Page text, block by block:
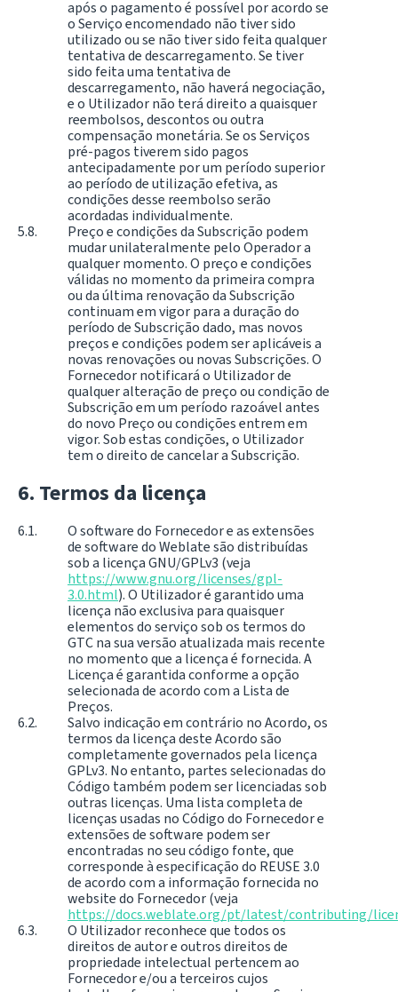
após o pagamento é possível por acordo se
o Serviço encomendado não tiver sido
utilizado ou se não tiver sido feita qualquer
tentativa de descarregamento. Se tiver
sido feita uma tentativa de
descarregamento, não haverá negociação,
e o Utilizador não terá direito a quaisquer
reembolsos, descontos ou outra
compensação monetária. Se os Serviços
pré-pagos tiverem sido pagos
antecipadamente por um período superior
ao período de utilização efetiva, as
condições desse reembolso serão
acordadas individualmente.
Preço e condições da Subscrição podem
mudar unilateralmente pelo Operador a
qualquer momento. O preço e condições
válidas no momento da primeira compra
ou da última renovação da Subscrição
continuam em vigor para a duração do
período de Subscrição dado, mas novos
preços e condições podem ser aplicáveis a
novas renovações ou novas Subscrições. O
Fornecedor notificará o Utilizador de
qualquer alteração de preço ou condição de
Subscrição em um período razoável antes
do novo Preço ou condições entrem em
vigor. Sob estas condições, o Utilizador
tem o direito de cancelar a Subscrição.
Termos da licença
O software do Fornecedor e as extensões
de software do Weblate são distribuídas
sob a licença GNU/GPLv3 (veja
https://www.gnu.org/licenses/gpl-
3.0.html). O Utilizador é garantido uma
licença não exclusiva para quaisquer
elementos do serviço sob os termos do
GTC na sua versão atualizada mais recente
no momento que a licença é fornecida. A
Licença é garantida conforme a opção
selecionada de acordo com a Lista de
Preços.
Salvo indicação em contrário no Acordo, os
termos da licença deste Acordo são
completamente governados pela licença
GPLv3. No entanto, partes selecionadas do
Código também podem ser licenciadas sob
outras licenças. Uma lista completa de
licenças usadas no Código do Fornecedor e
extensões de software podem ser
encontradas no seu código fonte, que
corresponde à especificação do REUSE 3.0
de acordo com a informação fornecida no
website do Fornecedor (veja
https://docs.weblate.org/pt/latest/contributing/
O Utilizador reconhece que todos os
direitos de autor e outros direitos de
propriedade intelectual pertencem ao
Fornecedor e/ou a terceiros cujos